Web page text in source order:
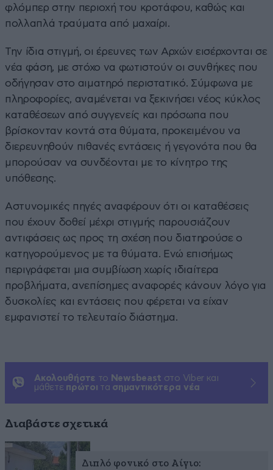
φλόμπερ στην περιοχή του κροτάφου, καθώς και
πολλαπλά τραύματα από μαχαίρι.
Την ίδια στιγμή, οι έρευνες των Αρχών εισέρχονται σε
νέα φάση, με στόχο να φωτιστούν οι συνθήκες που
οδήγησαν στο αιματηρό περιστατικό. Σύμφωνα με
πληροφορίες, αναμένεται να ξεκινήσει νέος κύκλος
καταθέσεων από συγγενείς και πρόσωπα που
βρίσκονταν κοντά στα θύματα, προκειμένου να
διερευνηθούν πιθανές εντάσεις ή γεγονότα που θα
μπορούσαν να συνδέονται με το κίνητρο της
υπόθεσης.
Αστυνομικές πηγές αναφέρουν ότι οι καταθέσεις
που έχουν δοθεί μέχρι στιγμής παρουσιάζουν
αντιφάσεις ως προς τη σχέση που διατηρούσε ο
κατηγορούμενος με τα θύματα. Ενώ επισήμως
περιγράφεται μια συμβίωση χωρίς ιδιαίτερα
προβλήματα, ανεπίσημες αναφορές κάνουν λόγο για
δυσκολίες και εντάσεις που φέρεται να είχαν
εμφανιστεί το τελευταίο διάστημα.
Ακολουθήστε το Newsbeast στο Viber και
μάθετε πρώτοι τα σημαντικότερα νέα
Διαβάστε σχετικά
Διπλό φονικό στο Αίγιο: